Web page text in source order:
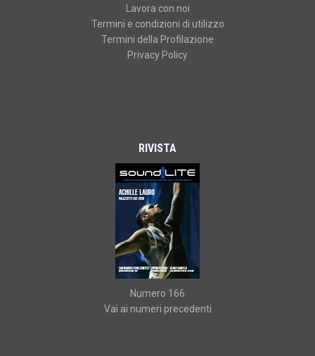
Lavora con noi
Termini e condizioni di utilizzo
Termini della Profilazione
Privacy Policy
RIVISTA
Numero 166
Vai ai numeri precedenti